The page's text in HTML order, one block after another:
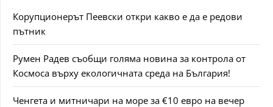
Корупционерът Пеевски откри какво е да е редови
пътник
Румен Радев съобщи голяма новина за контрола от
Космоса върху екологичната среда на България!
Ченгета и митничари на море за €10 евро на вечер